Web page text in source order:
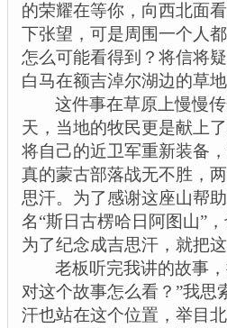
的荣耀在等你，向西北面
下张望，可是周围一个人
怎么可能看得到？将信将
白马在额吉淖尔湖边的草
这件事在草原上慢慢
天，当地的牧民更是献上
将自己的近卫军重新装备
真的蒙古部落战无不胜，
思汗。为了感谢这座山帮
名“斯日古楞哈日阿图山”
为了纪念成吉思汗，就把
老板听完我讲的故事
对这个故事怎么看？”我思
汗也站在这个位置，举目